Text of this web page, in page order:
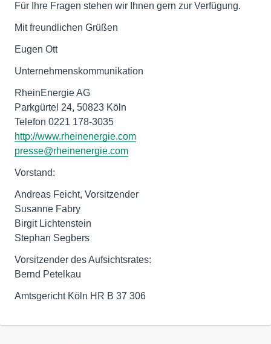
Für Ihre Fragen stehen wir Ihnen gern zur Verfügung.
Mit freundlichen Grüßen
Eugen Ott
Unternehmenskommunikation
RheinEnergie AG
Parkgürtel 24, 50823 Köln
http://www.rheinenergie.com
presse@rheinenergie.com
Vorstand:
Andreas Feicht, Vorsitzender
Susanne Fabry
Birgit Lichtenstein
Stephan Segbers
Vorsitzender des Aufsichtsrates:
Bernd Petelkau
Amtsgericht Köln HR B 37 306